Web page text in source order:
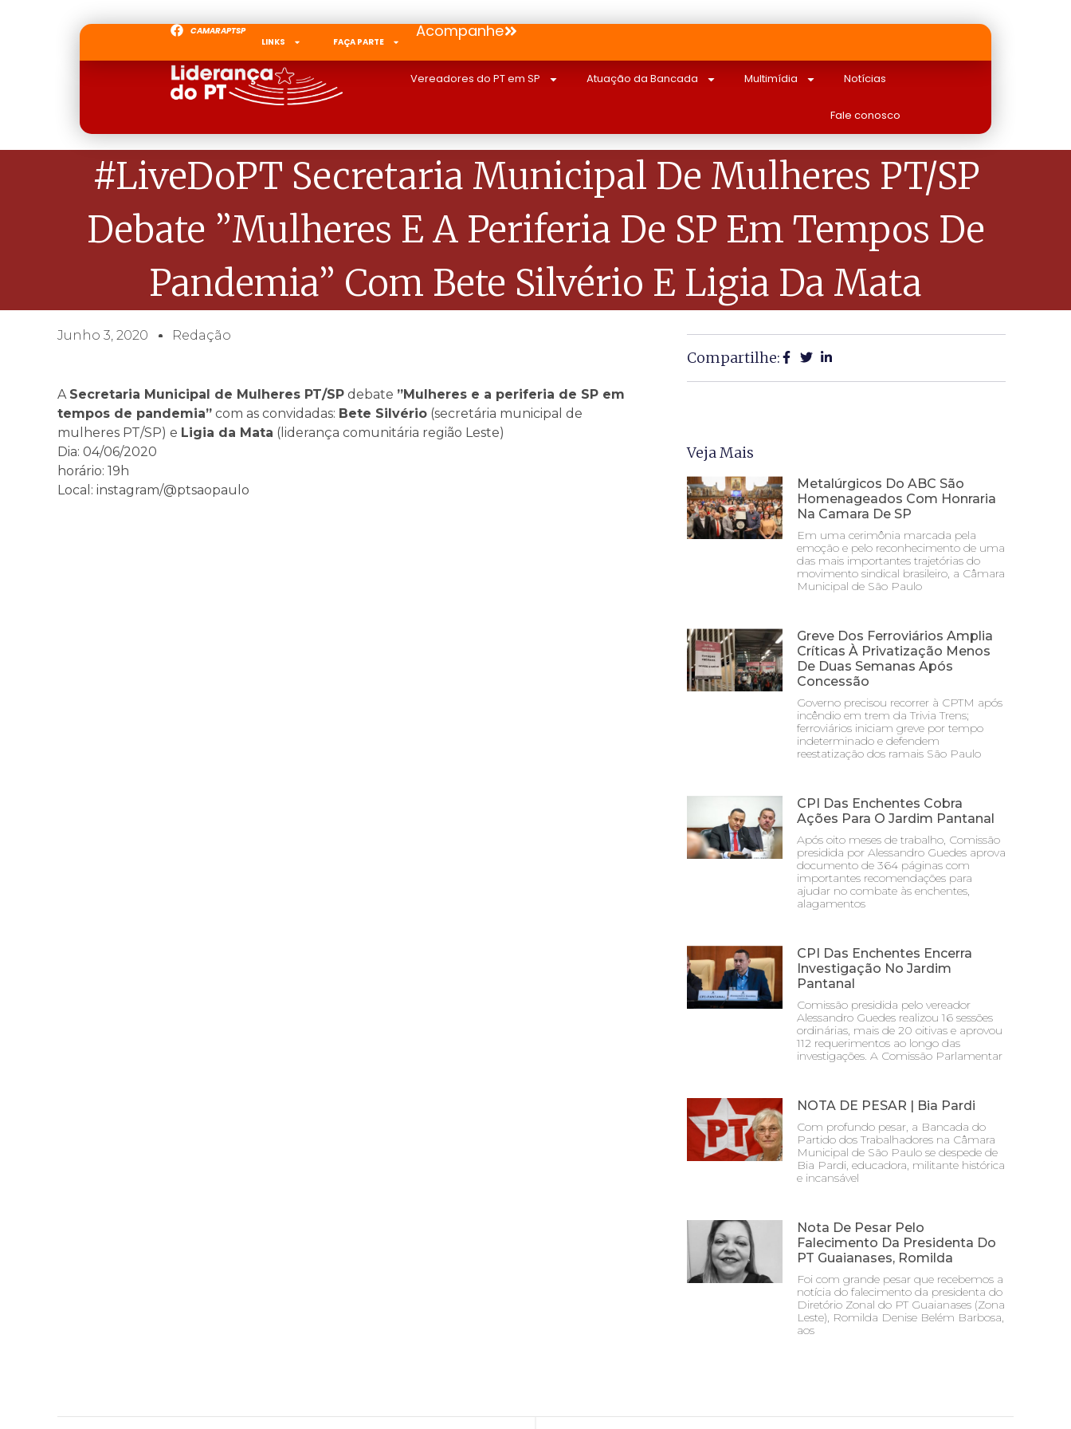
CAMARAPTSP
LINKS
FAÇA PARTE
Acompanhe
Vereadores do PT em SP Atuação da Bancada Multimídia Notícias
Fale conosco
#LiveDoPT Secretaria Municipal De Mulheres PT/SP
Debate ”Mulheres E A Periferia De SP Em Tempos De
Pandemia” Com Bete Silvério E Ligia Da Mata
Junho 3, 2020 Redação
A Secretaria Municipal de Mulheres PT/SP debate ”Mulheres e a periferia de SP em
tempos de pandemia” com as convidadas: Bete Silvério (secretária municipal de
mulheres PT/SP) e Ligia da Mata (liderança comunitária região Leste)
Dia: 04/06/2020
horário: 19h
Local: instagram/@ptsaopaulo
Compartilhe:
Veja Mais
Metalúrgicos Do ABC São
Homenageados Com Honraria
Na Camara De SP
Em uma cerimônia marcada pela
emoção e pelo reconhecimento de uma
das mais importantes trajetórias do
movimento sindical brasileiro, a Câmara
Municipal de São Paulo
Greve Dos Ferroviários Amplia
Críticas À Privatização Menos
De Duas Semanas Após
Concessão
Governo precisou recorrer à CPTM após
incêndio em trem da Trivia Trens;
ferroviários iniciam greve por tempo
indeterminado e defendem
reestatização dos ramais São Paulo
CPI Das Enchentes Cobra
Ações Para O Jardim Pantanal
Após oito meses de trabalho, Comissão
presidida por Alessandro Guedes aprova
documento de 364 páginas com
importantes recomendações para
ajudar no combate às enchentes,
alagamentos
CPI Das Enchentes Encerra
Investigação No Jardim
Pantanal
Comissão presidida pelo vereador
Alessandro Guedes realizou 16 sessões
ordinárias, mais de 20 oitivas e aprovou
112 requerimentos ao longo das
investigações. A Comissão Parlamentar
NOTA DE PESAR | Bia Pardi
Com profundo pesar, a Bancada do
Partido dos Trabalhadores na Câmara
Municipal de São Paulo se despede de
Bia Pardi, educadora, militante histórica
e incansável
Nota De Pesar Pelo
Falecimento Da Presidenta Do
PT Guaianases, Romilda
Foi com grande pesar que recebemos a
notícia do falecimento da presidenta do
Diretório Zonal do PT Guaianases (Zona
Leste), Romilda Denise Belém Barbosa,
aos